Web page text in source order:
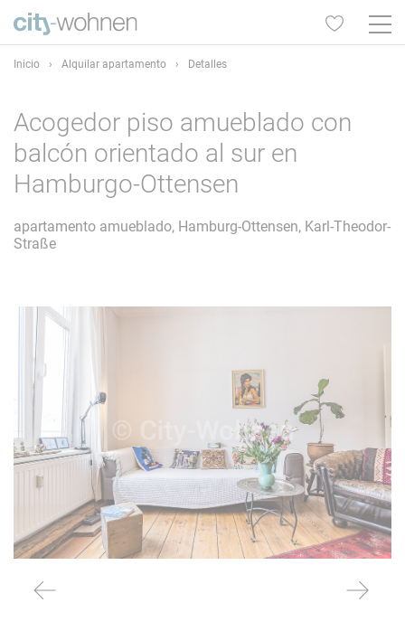
Inicio › Alquilar apartamento › Detalles
Acogedor piso amueblado con
balcón orientado al sur en
Hamburgo-Ottensen
apartamento amueblado, Hamburg-Ottensen, Karl-Theodor-
Straße